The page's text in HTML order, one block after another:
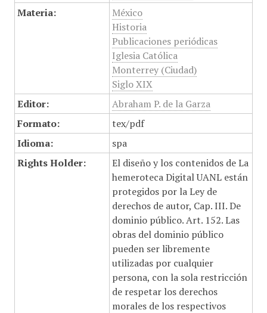
Materia:
México
Historia
Publicaciones periódicas
Iglesia Católica
Monterrey (Ciudad)
Siglo XIX
Editor:
Abraham P. de la Garza
Formato:
tex/pdf
Idioma:
spa
Rights Holder:
El diseño y los contenidos de La
hemeroteca Digital UANL están
protegidos por la Ley de
derechos de autor, Cap. III. De
dominio público. Art. 152. Las
obras del dominio público
pueden ser libremente
utilizadas por cualquier
persona, con la sola restricción
de respetar los derechos
morales de los respectivos